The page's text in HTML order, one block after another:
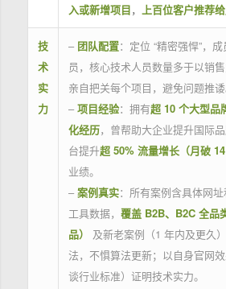
入或新增项目， 上百位客户推荐
技
术
实
力
– 团队配置：定位 “精密强悍”，
员，核心技术人员数量多于以销
亲自把关每个项目，避免问题推诿
– 项目经验：拥有超 10 个大型品
化经历，曾帮助大企业提升国际
台提升超 50% 流量增长（月破 14
业绩。
– 案例真实：所有案例含具体网
工具数据， 覆盖 B2B、B2C 全品
品）
及新老案例（1 年内及更久
法，不惧算法更新；以自身官网
谈行业标准）证明技术实力。